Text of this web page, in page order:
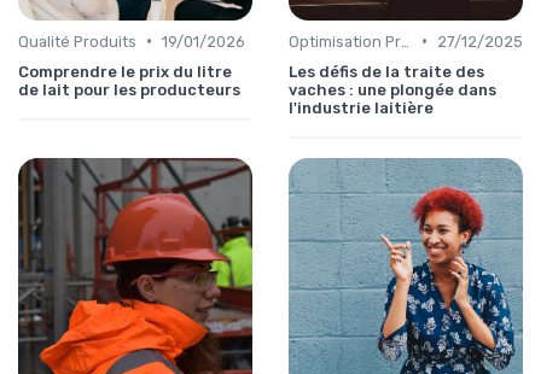
Qualité Produits • 19/01/2026
Comprendre le prix du litre
de lait pour les producteurs
•
27/12/2025
Les défis de la traite des
vaches : une plongée dans
l'industrie laitière